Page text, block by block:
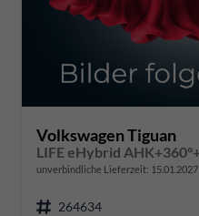
Volkswagen Tiguan
unverbindliche Lieferzeit: 15.01.2027
264634